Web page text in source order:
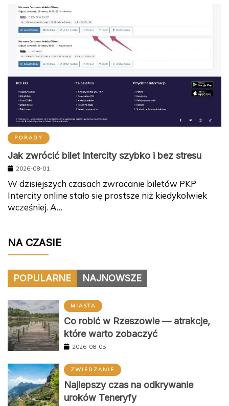
PORADY
Jak zwrócić bilet Intercity szybko i bez stresu
2026-08-01
W dzisiejszych czasach zwracanie biletów PKP
Intercity online stało się prostsze niż kiedykolwiek
wcześniej. A…
NA CZASIE
POPULARNE NAJNOWSZE
MIASTA
Co robić w Rzeszowie — atrakcje,
które warto zobaczyć
2026-08-05
ZWIEDZANIE
Najlepszy czas na odkrywanie
uroków Teneryfy